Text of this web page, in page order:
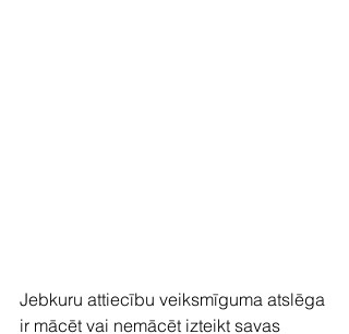
Jebkuru attiecību veiksmīguma atslēga
ir mācēt vai nemācēt izteikt savas